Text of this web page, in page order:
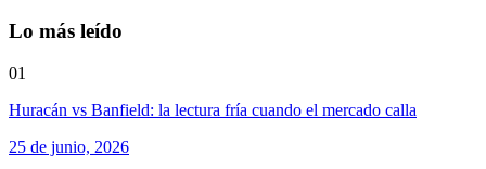
Lo más leído
01
Huracán vs Banfield: la lectura fría cuando el mercado calla
25 de junio, 2026